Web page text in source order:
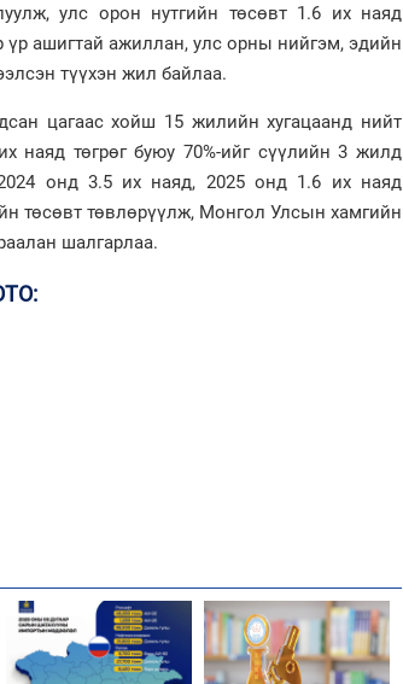
улс орон нутгийн төсөвт 1.6 их наяд
үр ашигтай ажиллан, улс орны нийгэм, эдийн
түүхэн жил байлаа.
цагаас хойш 15 жилийн хугацаанд нийт
наяд төгрөг буюу 70%-ийг сүүлийн 3 жилд
онд 3.5 их наяд, 2025 онд 1.6 их наяд
төсөвт төвлөрүүлж, Монгол Улсын хамгийн
шалгарлаа.